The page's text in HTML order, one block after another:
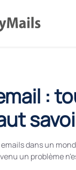
:
dans un
un problème